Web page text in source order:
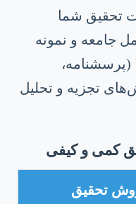
تحقیق شما
جامعه و نمونه
(پرسشنامه،
تجزیه و تحلیل
کمی و کیفی
تحقیق